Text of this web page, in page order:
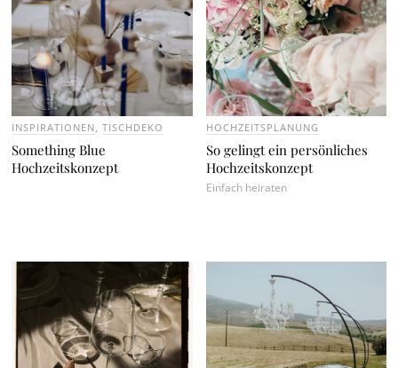
INSPIRATIONEN ,TISCHDEKO
Something Blue
Hochzeitskonzept
HOCHZEITSPLANUNG
So gelingt ein persönliches
Hochzeitskonzept
Einfach heiraten